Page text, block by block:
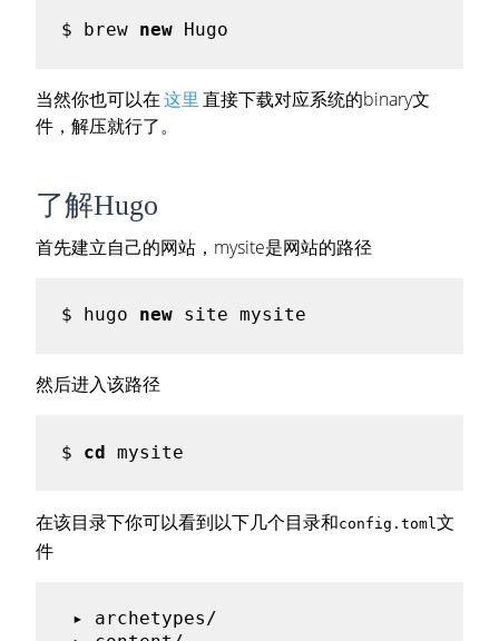
$ brew new
当然你也可以在这里 直接下载对应系统的binary文
件，解压就行了。
了解Hugo
首先建立自己的网站，mysite是网站的路径
$ hugo new
然后进入该路径
$ cd
在该目录下你可以看到以下几个目录和config.toml 文
件